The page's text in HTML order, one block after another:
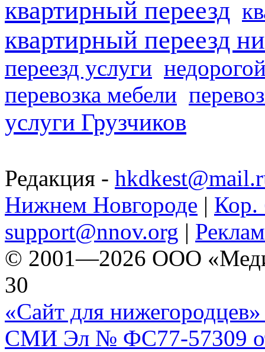
квартирный переезд
квартирный переезд
переезд услуги
перевозка мебели
услуги Грузчиков
Редакция -
Нижнем Новгороде | Кор.
support@nnov.org |
© 2001—2026 ООО
30
«Сайт для нижегородцев»
СМИ Эл № ФС77-57309